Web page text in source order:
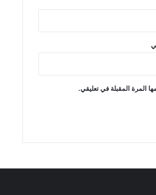
المرة المقبلة في تعليقي.